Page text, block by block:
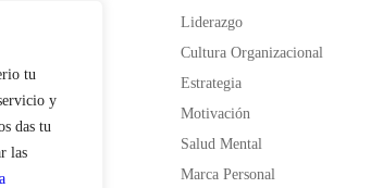
tu
y
das tu
las
Liderazgo
Cultura Organizacional
Estrategia
Motivación
Salud Mental
Marca Personal